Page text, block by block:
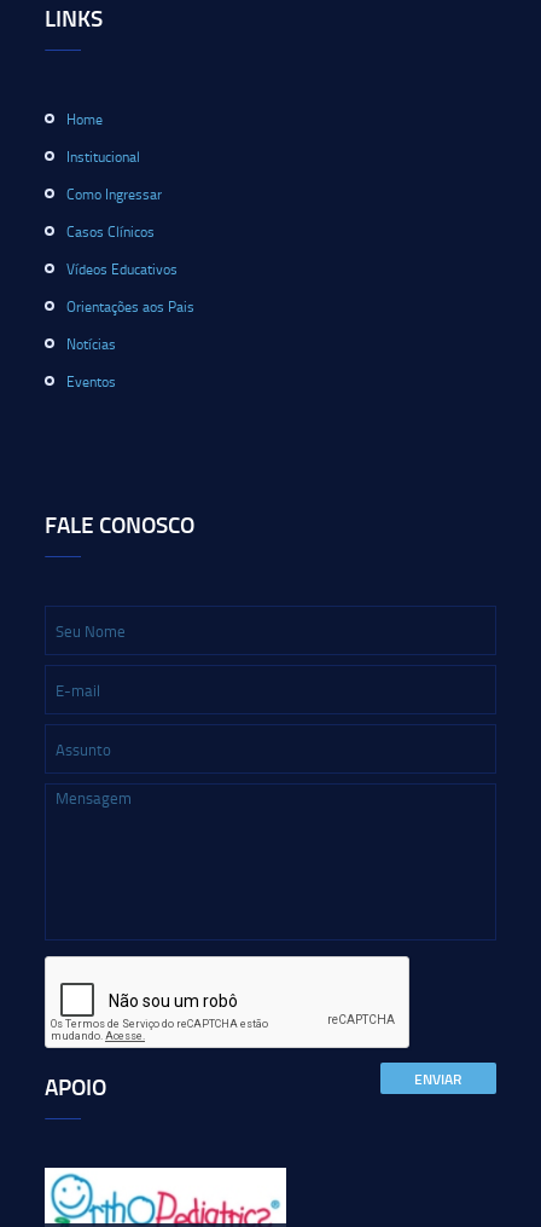
LINKS
Home
Institucional
Como Ingressar
Casos Clínicos
Vídeos Educativos
Orientações aos Pais
Notícias
Eventos
FALE CONOSCO
ENVIAR
APOIO